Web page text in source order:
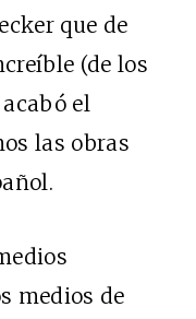
que de
(de los
el
las obras
medios de